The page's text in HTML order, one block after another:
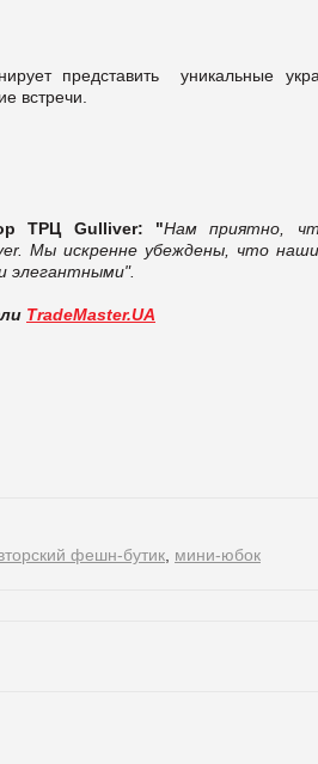
представить уникальные
встречи.
ТРЦ Gulliver: "Нам приятно,
. Мы искренне убеждены, что
элегантными".
TradeMaster.UA
фешн-бутик мини-юбок